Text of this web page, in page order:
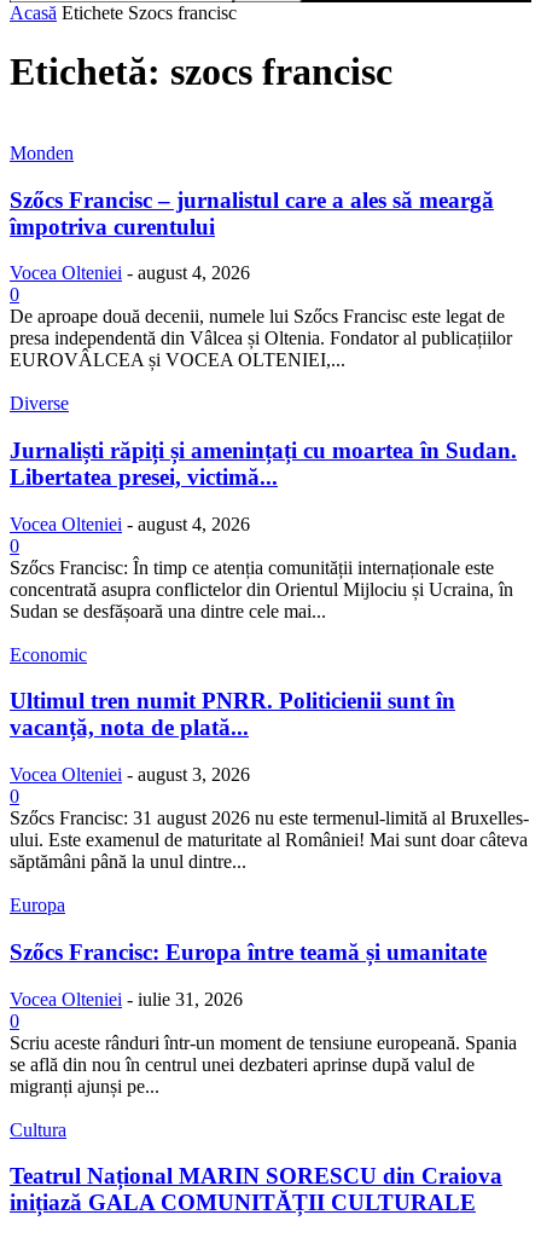
Acasă Etichete Szocs francisc
Etichetă: szocs francisc
Monden
Szőcs Francisc – jurnalistul care a ales să meargă
împotriva curentului
Vocea Olteniei - august 4, 2026
0
De aproape două decenii, numele lui Szőcs Francisc este legat de
presa independentă din Vâlcea și Oltenia. Fondator al publicațiilor
EUROVÂLCEA și VOCEA OLTENIEI,...
Diverse
Jurnaliști răpiți și amenințați cu moartea în Sudan.
Libertatea presei, victimă...
Vocea Olteniei - august 4, 2026
0
Szőcs Francisc: În timp ce atenția comunității internaționale este
concentrată asupra conflictelor din Orientul Mijlociu și Ucraina, în
Sudan se desfășoară una dintre cele mai...
Economic
Ultimul tren numit PNRR. Politicienii sunt în
vacanță, nota de plată...
Vocea Olteniei - august 3, 2026
0
Szőcs Francisc: 31 august 2026 nu este termenul-limită al Bruxelles-
ului. Este examenul de maturitate al României! Mai sunt doar câteva
săptămâni până la unul dintre...
Europa
Szőcs Francisc: Europa între teamă și umanitate
Vocea Olteniei - iulie 31, 2026
0
Scriu aceste rânduri într-un moment de tensiune europeană. Spania
se află din nou în centrul unei dezbateri aprinse după valul de
migranți ajunși pe...
Cultura
Teatrul Național MARIN SORESCU din Craiova
inițiază GALA COMUNITĂȚII CULTURALE